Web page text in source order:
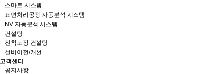
스마트 시스템
표면처리공정 자동분석 시스템
NV 자동분석 시스템
컨설팅
전착도장 컨설팅
설비이전/개선
고객센터
공지사항